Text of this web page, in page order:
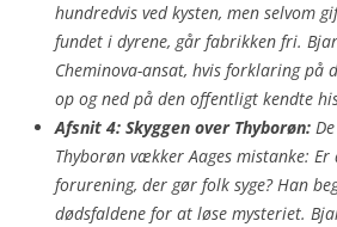
hundredvis ved kysten, men selvom
fundet i dyrene, går fabrikken fri.
Cheminova-ansat, hvis forklaring på
op og ned på den offentligt kendte
Afsnit 4: Skyggen over Thyborøn:
Thyborøn vækker Aages mistanke: Er
forurening, der gør folk syge? Han
dødsfaldene for at løse mysteriet.